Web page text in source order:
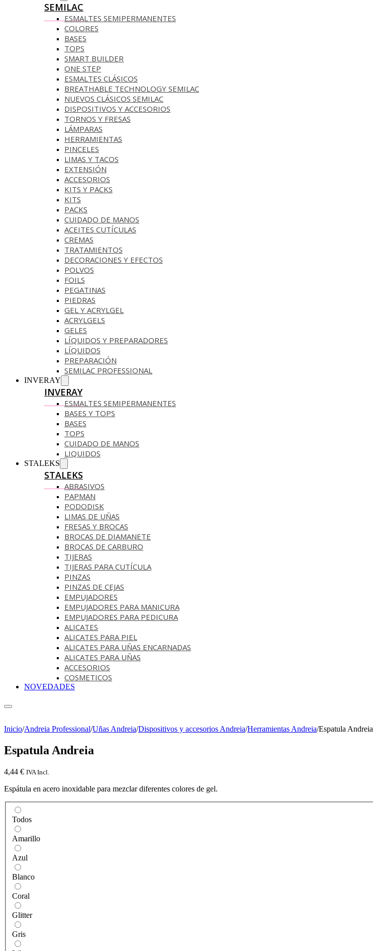
SEMILAC
ESMALTES SEMIPERMANENTES
COLORES
BASES
TOPS
SMART BUILDER
ONE STEP
ESMALTES CLÁSICOS
BREATHABLE TECHNOLOGY SEMILAC
NUEVOS CLÁSICOS SEMILAC
DISPOSITIVOS Y ACCESORIOS
TORNOS Y FRESAS
LÁMPARAS
HERRAMIENTAS
PINCELES
LIMAS Y TACOS
EXTENSIÓN
ACCESORIOS
KITS Y PACKS
KITS
PACKS
CUIDADO DE MANOS
ACEITES CUTÍCULAS
CREMAS
TRATAMIENTOS
DECORACIONES Y EFECTOS
POLVOS
FOILS
PEGATINAS
PIEDRAS
GEL Y ACRYLGEL
ACRYLGELS
GELES
LÍQUIDOS Y PREPARADORES
LÍQUIDOS
PREPARACIÓN
SEMILAC PROFESSIONAL
INVERAY
INVERAY
ESMALTES SEMIPERMANENTES
BASES Y TOPS
BASES
TOPS
CUIDADO DE MANOS
LIQUIDOS
STALEKS
STALEKS
ABRASIVOS
PAPMAN
PODODISK
LIMAS DE UÑAS
FRESAS Y BROCAS
BROCAS DE DIAMANETE
BROCAS DE CARBURO
TIJERAS
TIJERAS PARA CUTÍCULA
PINZAS
PINZAS DE CEJAS
EMPUJADORES
EMPUJADORES PARA MANICURA
EMPUJADORES PARA PEDICURA
ALICATES
ALICATES PARA PIEL
ALICATES PARA UÑAS ENCARNADAS
ALICATES PARA UÑAS
ACCESORIOS
COSMETICOS
NOVEDADES
Inicio/Andreia Professional/Uñas Andreia/Dispositivos y accesorios Andreia/Herramientas Andreia/Espatula Andreia
Espatula Andreia
4,44 € IVA Incl.
Espátula en acero inoxidable para mezclar diferentes colores de gel.
Todos
Amarillo
Azul
Blanco
Coral
Glitter
Gris